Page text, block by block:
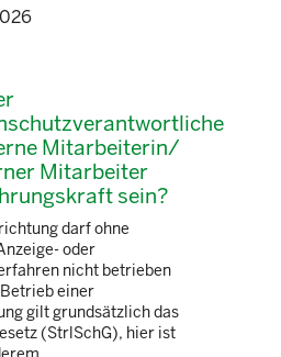
Mitarbeiterin/
Mitarbeiter
sein?
darf ohne
oder
nicht betrieben
einer
gilt grundsätzlich das
(StrlSchG), hier ist